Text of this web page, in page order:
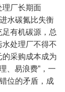
理厂长期面
水碳氮比失衡
有机碳源，总
处理厂不得不
采购成本成为
、易浪费”，一
位的矛盾，成